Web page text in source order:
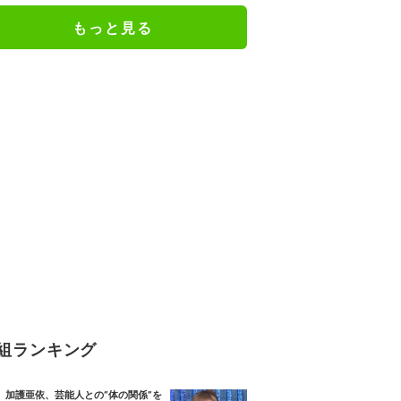
もっと見る
ランキング
加護亜依、芸能人との“体の関係”を